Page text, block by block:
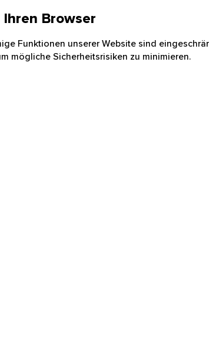
Browser
Funktionen unserer Website sind
mögliche Sicherheitsrisiken zu minimieren.